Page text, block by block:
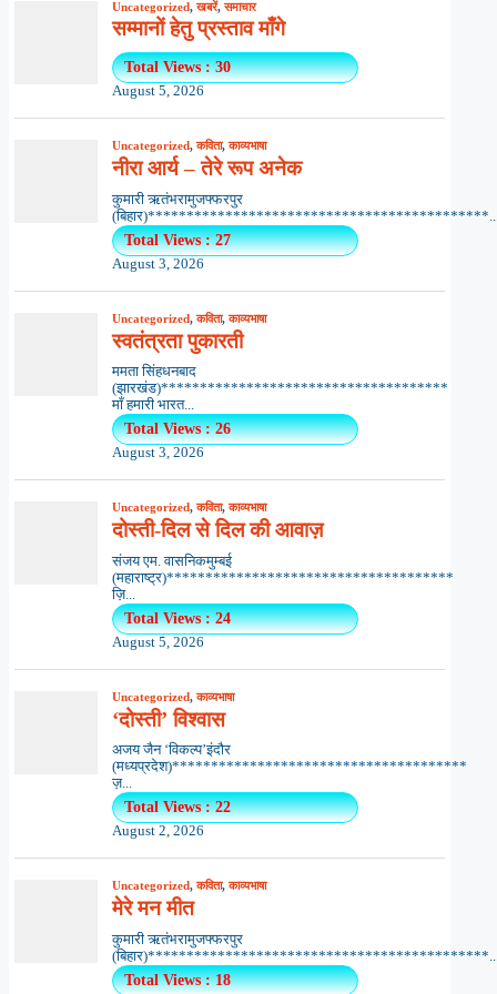
Uncategorized,खबरें,समाचार
सम्मानों हेतु प्रस्ताव माँगे
Total Views : 30
August 5, 2026
Uncategorized,कविता,काव्यभाषा
नीरा आर्य – तेरे रूप अनेक
कुमारी ऋतंभरामुजफ्फरपुर
Total Views : 27
August 3, 2026
Uncategorized,कविता,काव्यभाषा
स्वतंत्रता पुकारती
ममता सिंहधनबाद
(झारखंड)*************************************
माँ हमारी भारत...
Total Views : 26
August 3, 2026
Uncategorized,कविता,काव्यभाषा
दोस्ती-दिल से दिल की आवाज़
संजय एम. वासनिकमुम्बई
(महाराष्ट्र)*************************************
ज़ि...
Total Views : 24
August 5, 2026
Uncategorized,काव्यभाषा
‘दोस्ती’ विश्वास
अजय जैन ‘विकल्प’इंदौर
(मध्यप्रदेश)**************************************
ज़...
Total Views : 22
August 2, 2026
Uncategorized,कविता,काव्यभाषा
मेरे मन मीत
कुमारी ऋतंभरामुजफ्फरपुर
Total Views : 18